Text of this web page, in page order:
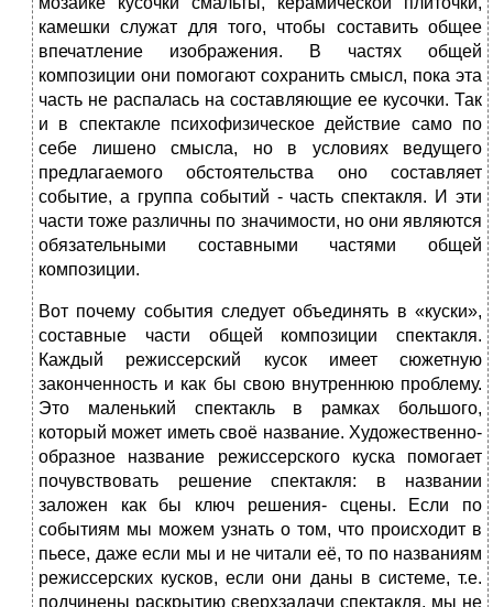
камешки служат для того, чтобы составить общее
впечатление изображения. В частях общей
композиции они помогают сохранить смысл, пока эта
часть не распалась на составляющие ее кусочки. Так
и в спектакле психофизическое действие само по
себе лишено смысла, но в условиях ведущего
предлагаемого обстоятельства оно составляет
событие, а группа событий - часть спектакля. И эти
части тоже различны по значимости, но они являются
обязательными составными частями общей
композиции.
Вот почему события следует объединять в «куски»,
составные части общей композиции спектакля.
Каждый режиссерский кусок имеет сюжетную
законченность и как бы свою внутреннюю проблему.
Это маленький спектакль в рамках большого,
который может иметь своё название. Художественно-
образное название режиссерского куска помогает
почувствовать решение спектакля: в названии
заложен как бы ключ решения- сцены. Если по
событиям мы можем узнать о том, что происходит в
пьесе, даже если мы и не читали её, то по названиям
режиссерских кусков, если они даны в системе, т.е.
подчинены раскрытию сверхзадачи спектакля, мы не